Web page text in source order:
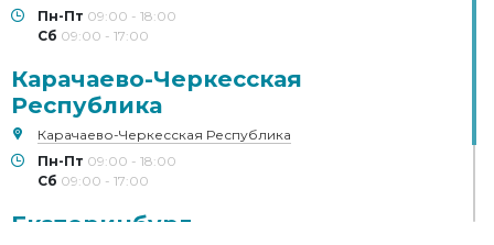
Пн-Пт 09:00 - 18:00
Сб 09:00 - 17:00
Карачаево-Черкесская
Республика
Карачаево-Черкесская Республика
Пн-Пт 09:00 - 18:00
Сб 09:00 - 17:00
Екатеринбург